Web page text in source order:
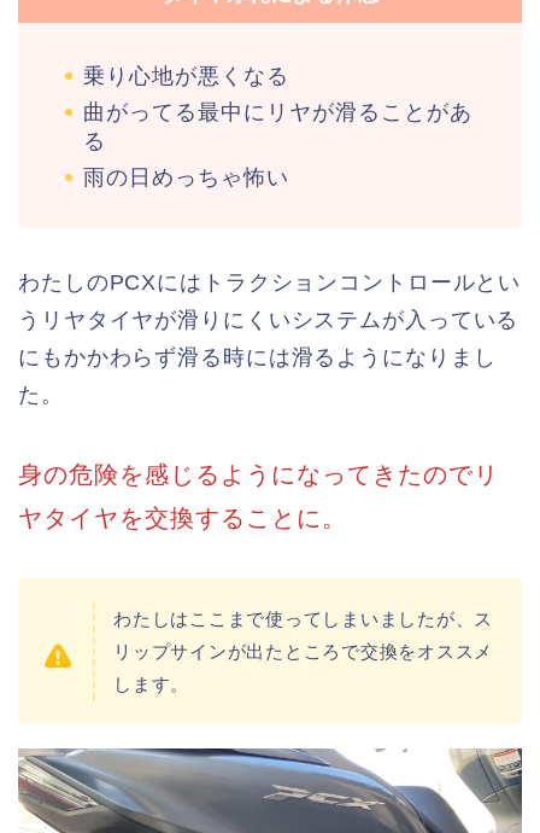
乗り心地が悪くなる
曲がってる最中にリヤが滑ることがあ
る
雨の日めっちゃ怖い
わたしのPCXにはトラクションコントロールとい
うリヤタイヤが滑りにくいシステムが入っている
にもかかわらず滑る時には滑るようになりまし
た。
身の危険を感じるようになってきたのでリ
ヤタイヤを交換することに。
わたしはここまで使ってしまいましたが、ス
リップサインが出たところで交換をオススメ
します。